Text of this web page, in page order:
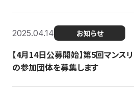
2025.04.14 お知らせ
【4月14日公募開始】第5回マンス
の参加団体を募集します